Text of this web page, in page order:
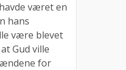
været en
hans
være blevet
Gud ville
for